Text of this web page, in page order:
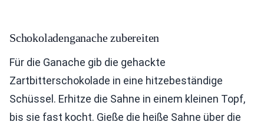
Schokoladenganache zubereiten
Für die Ganache gib die gehackte
Zartbitterschokolade in eine hitzebeständige
Schüssel. Erhitze die Sahne in einem kleinen Topf,
bis sie fast kocht. Gieße die heiße Sahne über die